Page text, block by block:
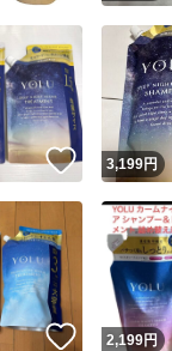
いいね！
3,199円
いいね！
2,199円